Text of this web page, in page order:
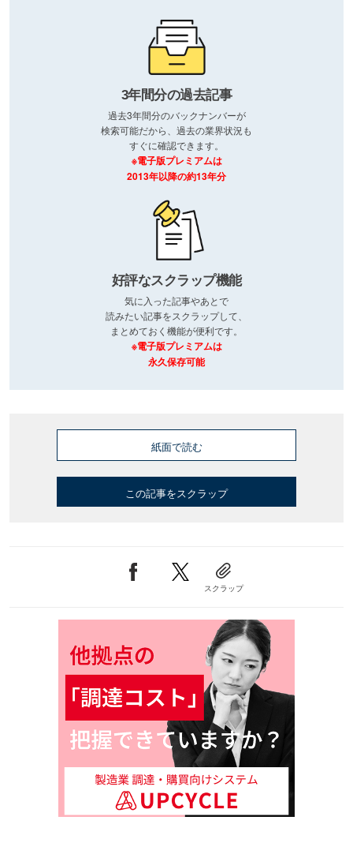
3年間分の過去記事
過去3年間分のバックナンバーが
検索可能だから、過去の業界状況も
すぐに確認できます。
※電子版プレミアムは
2013年以降の約13年分
好評なスクラップ機能
気に入った記事やあとで
読みたい記事をスクラップして、
まとめておく機能が便利です。
※電子版プレミアムは
永久保存可能
紙面で読む
この記事をスクラップ
スクラップ